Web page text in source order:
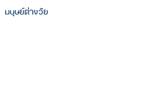
มนุษย์ต่างวัย